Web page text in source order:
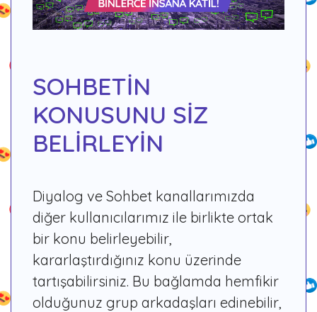
SOHBETİN
KONUSUNU SİZ
BELİRLEYİN
Diyalog ve Sohbet kanallarımızda
diğer kullanıcılarımız ile birlikte ortak
bir konu belirleyebilir,
kararlaştırdığınız konu üzerinde
tartışabilirsiniz. Bu bağlamda hemfikir
olduğunuz grup arkadaşları edinebilir,